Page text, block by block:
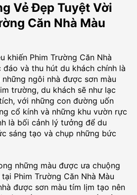
Vẻ Đẹp Tuyệt Vời
Căn Nhà Màu
khiến Phim Trường Căn Nhà
và thu hút du khách chính là
ngôi nhà được sơn màu
trường, du khách sẽ như lạc
với những con đường uốn
cổ kính và những khu vườn rực
là bối cảnh lý tưởng để du
sáng tạo và chụp những bức
những màu được ưa chuộng
Phim Trường Căn Nhà Màu
được sơn màu tím lịm tạo nên